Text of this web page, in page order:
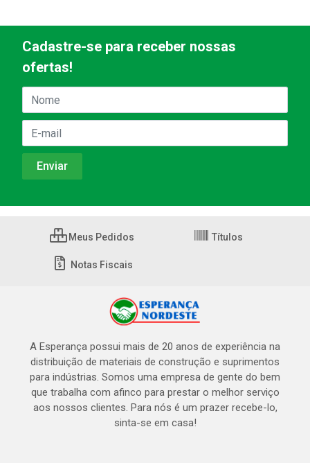
Cadastre-se para receber nossas
ofertas!
Meus Pedidos Títulos
Notas Fiscais
A Esperança possui mais de 20 anos de experiência na
distribuição de materiais de construção e suprimentos
para indústrias. Somos uma empresa de gente do bem
que trabalha com afinco para prestar o melhor serviço
aos nossos clientes. Para nós é um prazer recebe-lo,
sinta-se em casa!